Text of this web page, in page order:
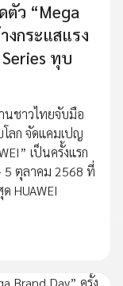
ตัว “Mega
งกระแสแรง
Series ทุบ
นชาวไทยจับมือ
โลก จัดแคมเปญ
เป็นครั้งแรก
5 ตุลาคม 2568 ที่
HUAWEI